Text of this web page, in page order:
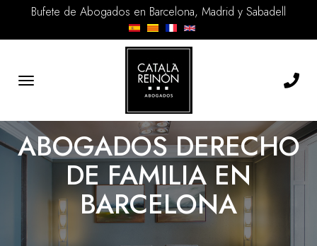
Bufete de Abogados en Barcelona, Madrid y Sabadell
Toggle
ABOGADOS DERECHO
DE FAMILIA EN
BARCELONA